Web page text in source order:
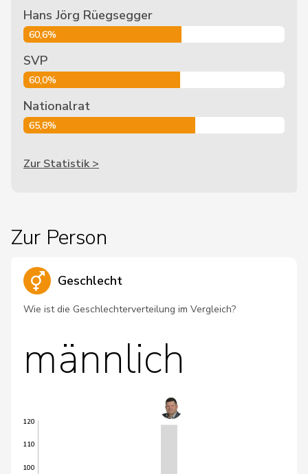
Hans Jörg Rüegsegger
60,6%
SVP
60,0%
Nationalrat
65,8%
Zur Statistik >
Zur Person
Geschlecht
Wie ist die Geschlechterverteilung im Vergleich?
männlich
100
110
120